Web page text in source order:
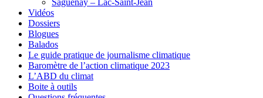
Vidéos
Dossiers
Blogues
Balados
Le guide pratique de journalisme climatique
Baromètre de l’action climatique 2023
L’ABD du climat
Boite à outils